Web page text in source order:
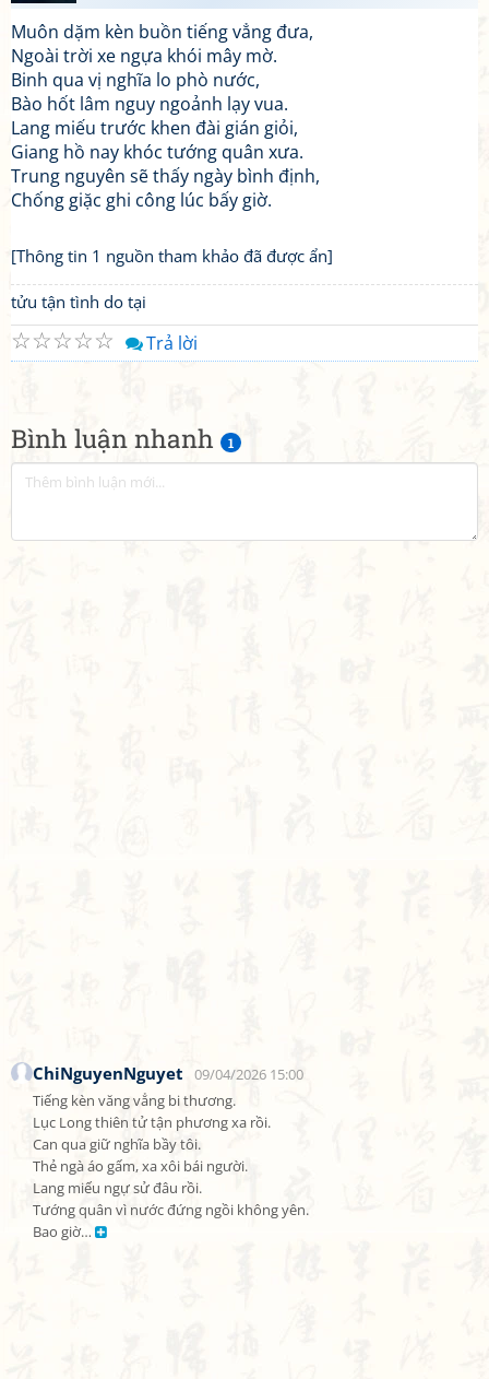
Bình luận nhanh 1
ChiNguyenNguyet
09/04/2026 15:00
Tiếng kèn văng vẳng bi thương.
Lục Long thiên tử tận phương xa rồi.
Can qua giữ nghĩa bầy tôi.
Thẻ ngà áo gấm, xa xôi bái người.
Lang miếu ngự sử đâu rồi.
Tướng quân vì nước đứng ngồi không yên.
Bao giờ…
Muôn dặm kèn buồn tiếng vẳng đưa,
Ngoài trời xe ngựa khói mây mờ.
Binh qua vị nghĩa lo phò nước,
Bào hốt lâm nguy ngoảnh lạy vua.
Lang miếu trước khen đài gián giỏi,
Giang hồ nay khóc tướng quân xưa.
Trung nguyên sẽ thấy ngày bình định,
Chống giặc ghi công lúc bấy giờ.
[Thông tin 1 nguồn tham khảo đã được ẩn]
tửu tận tình do tại
☆
☆
☆
☆
☆ Trả lời